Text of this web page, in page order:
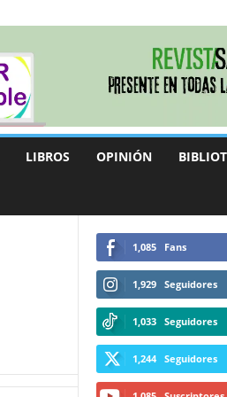
LIBROS OPINIÓN
1,085 Fans
1,929 Seguidores
1,033 Seguidores
1,244 Seguidores